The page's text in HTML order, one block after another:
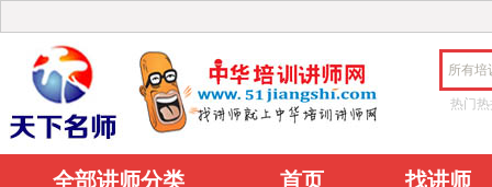
所有培
热门
全部讲师分类 首页 找讲师